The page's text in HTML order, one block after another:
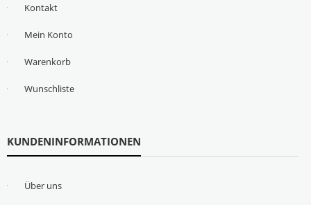
Kontakt
Mein Konto
Warenkorb
Wunschliste
KUNDENINFORMATIONEN
Über uns